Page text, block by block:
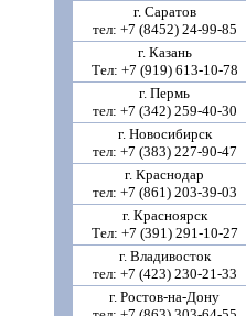
г. Саратов
тел: +7 (8452) 24-99-85
г. Казань
Тел: +7 (919) 613-10-78
г. Пермь
тел: +7 (342) 259-40-30
г. Новосибирск
тел: +7 (383) 227-90-47
г. Краснодар
тел: +7 (861) 203-39-03
г. Красноярск
Тел: +7 (391) 291-10-27
г. Владивосток
тел: +7 (423) 230-21-33
г. Ростов-на-Дону